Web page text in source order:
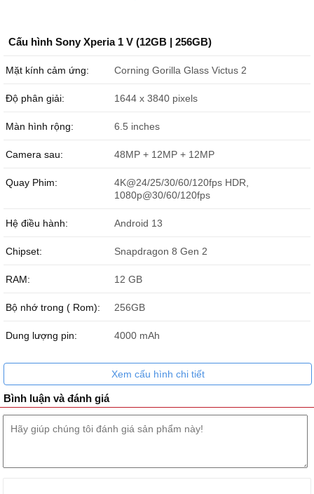
Cấu hình Sony Xperia 1 V (12GB | 256GB)
Mặt kính cảm ứng: Corning Gorilla Glass Victus 2
Độ phân giải: 1644 x 3840 pixels
Màn hình rộng: 6.5 inches
Camera sau: 48MP + 12MP + 12MP
Quay Phim:
4K@24/25/30/60/120fps HDR,
1080p@30/60/120fps
Hệ điều hành: Android 13
Chipset: Snapdragon 8 Gen 2
RAM: 12 GB
Bộ nhớ trong ( Rom): 256GB
Dung lượng pin: 4000 mAh
Xem cấu hình chi tiết
Bình luận và đánh giá